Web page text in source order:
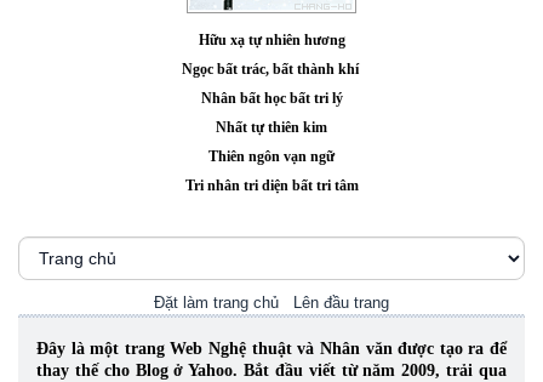
Hữu xạ tự nhiên hương
Ngọc bất trác, bất thành khí
Nhân bất học bất tri lý
Nhất tự thiên kim
Thiên ngôn vạn ngữ
Tri nhân tri diện bất tri tâm
Đặt làm trang chủ Lên đầu trang
Đây là một trang Web Nghệ thuật và Nhân văn được tạo ra để
thay thế cho Blog ở Yahoo. Bắt đầu viết từ năm 2009, trải qua